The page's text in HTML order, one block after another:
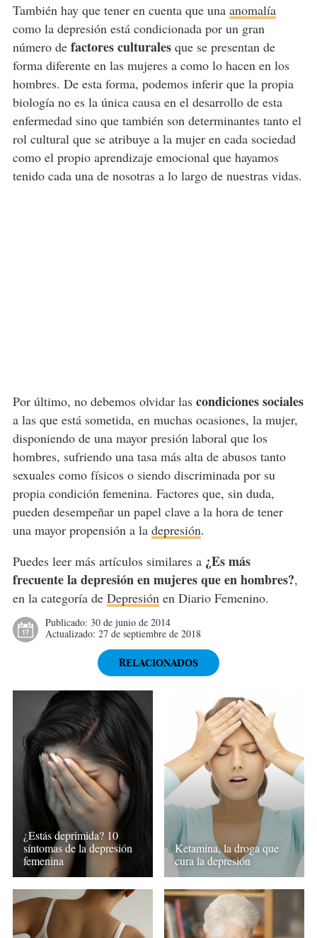
También hay que tener en cuenta que una anomalía
como la depresión está condicionada por un gran
número defactores culturalesque se presentan de
forma diferente en las mujeres a como lo hacen en los
hombres. De esta forma, podemos inferir que la propia
biología no es la única causa en el desarrollo de esta
enfermedad sino que también son determinantes tanto el
rol cultural que se atribuye a la mujer en cada sociedad
como el propio aprendizaje emocional que hayamos
tenido cada una de nosotras a lo largo de nuestras vidas.
Por último, no debemos olvidar lascondiciones sociales
a las que está sometida, en muchas ocasiones, la mujer,
disponiendo de una mayor presión laboral que los
hombres, sufriendo una tasa más alta de abusos tanto
sexuales como físicos o siendo discriminada por su
propia condición femenina. Factores que, sin duda,
pueden desempeñar un papel clave a la hora de tener
una mayor propensión a la depresión.
Puedes leer más artículos similares a ¿Es más
frecuente la depresión en mujeres que en hombres?,
en la categoría de Depresión en Diario Femenino.
Publicado: 30 de junio de 2014
Actualizado: 27 de septiembre de 2018
RELACIONADOS
¿Estás deprimida? 10
síntomas de la depresión
femenina
Ketamina, la droga que
cura la depresión